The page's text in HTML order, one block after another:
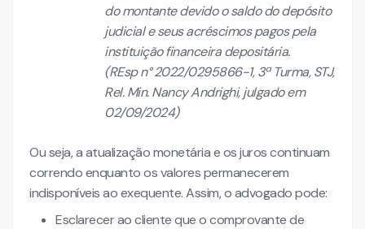
do montante devido o saldo do depósito
judicial e seus acréscimos pagos pela
instituição financeira depositária.
(REsp n° 2022/0295866-1, 3ª Turma, STJ,
Rel. Min. Nancy Andrighi, julgado em
02/09/2024)
Ou seja, a atualização monetária e os juros continuam
correndo enquanto os valores permanecerem
indisponíveis ao exequente. Assim, o advogado pode:
Esclarecer ao cliente que o comprovante de